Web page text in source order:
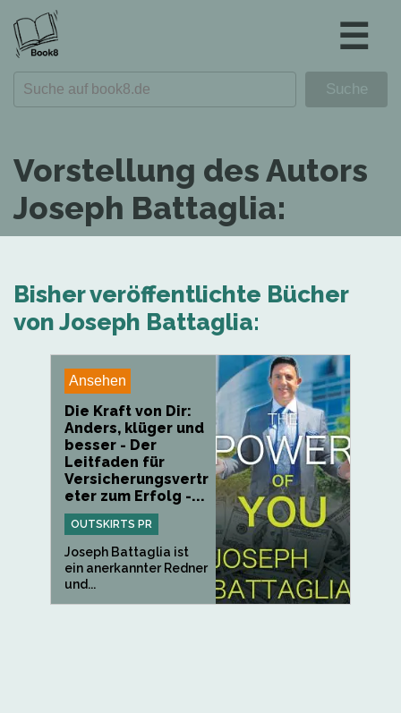
☰
Vorstellung des Autors
Joseph Battaglia:
Bisher veröffentlichte Bücher
von Joseph Battaglia:
Ansehen
Die Kraft von Dir:
Anders, klüger und
besser - Der
Leitfaden für
Versicherungsvertr
eter zum Erfolg -...
OUTSKIRTS PR
Joseph Battaglia ist
ein anerkannter Redner
und...